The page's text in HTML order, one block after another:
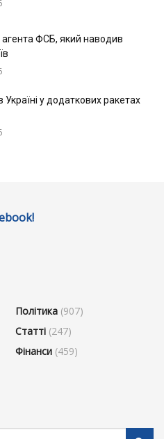
ФСБ, який наводив
у додаткових ракетах
Політика (907)
Статті (247)
Фінанси (459)